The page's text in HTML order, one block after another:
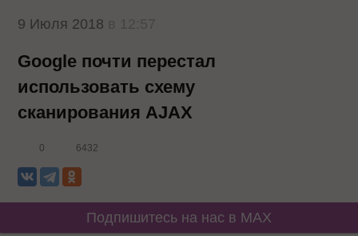
9 Июля 2018
Google почти перестал
использовать схему
сканирования AJAX
0 6432
Подпишитесь на нас в MAX